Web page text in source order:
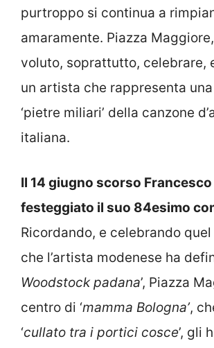
purtroppo si continua a
amaramente. Piazza
voluto, soprattutto, celebrare,
un artista che rappresenta
‘pietre miliari’ della canzone
italiana.
Il 14 giugno scorso
festeggiato il suo 84esimo
Ricordando, e celebrando
che l’artista modenese ha
Woodstock padana’, Piazza
centro di ‘mamma Bologna’,
‘cullato tra i portici cosce’, gli